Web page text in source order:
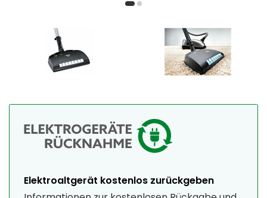
Elektroaltgerät kostenlos zurückgeben